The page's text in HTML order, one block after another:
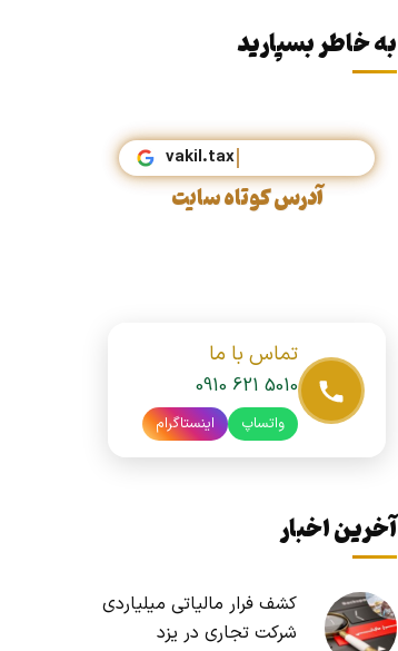
به خاطر بسپارید
vakil.t
آدرس کوتاه سایت
تماس با ما
0910 621 5010
واتساپ اینستاگرام
آخرین اخبار
کشف فرار مالیاتی میلیاردی
شرکت تجاری در یزد